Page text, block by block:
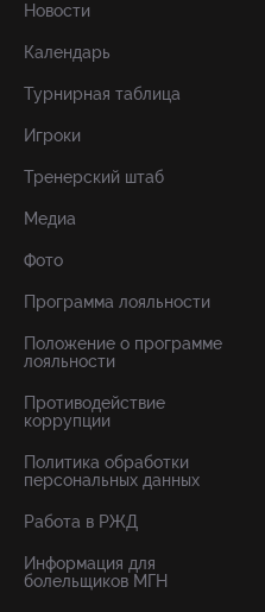
Новости
Календарь
Турнирная таблица
Игроки
Тренерский штаб
Медиа
Фото
Программа лояльности
Положение о программе
лояльности
Противодействие
коррупции
Политика обработки
персональных данных
Работа в РЖД
Информация для
болельщиков МГН